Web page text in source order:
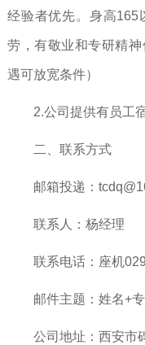
经验者优先。身高165
劳，有敬业和专研精
遇可放宽条件）
2.公司提供有员工
二、联系方式
邮箱投递：
联系人：杨经
联系电话：座机
邮件主题：姓名+
公司地址：西安市